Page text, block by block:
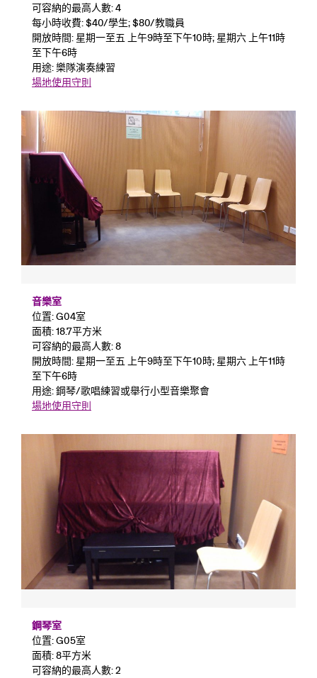
可容納的最高人數: 4
每小時收費: $40/學生; $80/教職員
開放時間: 星期一至五 上午9時至下午10時; 星期六 上午11時
至下午6時
用途: 樂隊演奏練習
場地使用守則
音樂室
位置: G04室
面積: 18.7平方米
可容納的最高人數: 8
開放時間: 星期一至五 上午9時至下午10時; 星期六 上午11時
至下午6時
用途: 鋼琴/歌唱練習或舉行小型音樂聚會
場地使用守則
鋼琴室
位置: G05室
面積: 8平方米
可容納的最高人數: 2